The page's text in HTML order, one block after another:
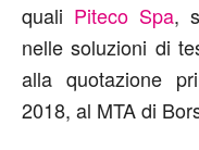
quali Piteco Spa,
nelle soluzioni di
alla quotazione
2018, al MTA di